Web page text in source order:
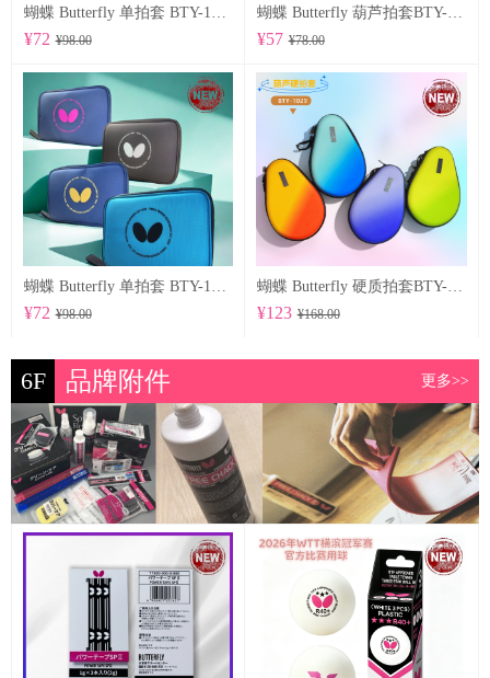
¥72 ¥98.00
蝴蝶 Butterfly 葫芦拍套BTY-1026
¥57 ¥78.00
¥72 ¥98.00
蝴蝶 Butterfly 硬质拍套BTY-1029
¥123 ¥168.00
6F 品牌附件 更多>>